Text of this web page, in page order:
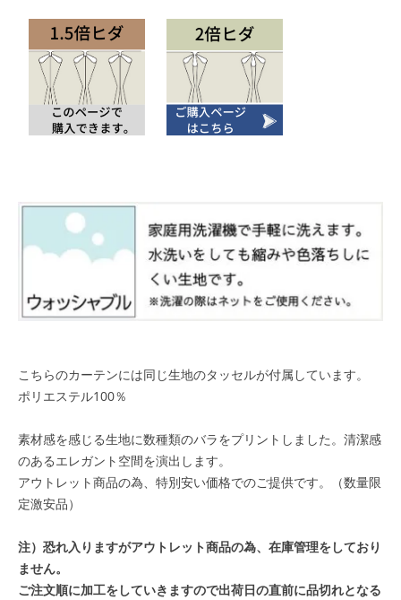
こちらのカーテンには同じ生地のタッセルが付属しています。
ポリエステル100％
素材感を感じる生地に数種類のバラをプリントしました。清潔感
のあるエレガント空間を演出します。
アウトレット商品の為、特別安い価格でのご提供です。（数量限
定激安品）
注）恐れ入りますがアウトレット商品の為、在庫管理をしており
ません。
ご注文順に加工をしていきますので出荷日の直前に品切れとなる